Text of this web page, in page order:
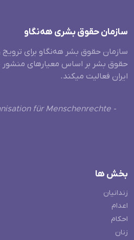
سازمان حقوق بشری هەنگاو
سازمان حقوق بشر هه‌نگاو برای
حقوق بشر بر اساس معیارهای منشور
ایران فعالیت میکند.
für Menschenrechte -
بخش ها
زندانیان
اعدام
احکام
زنان